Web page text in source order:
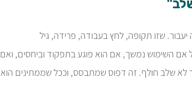
שזו תקופה, לחץ בעבודה, פרידה, גיל
אם השימוש נמשך, אם הוא פוגע בתפקוד וביחסים, ואם
לא שלב חולף. זה דפוס שמתבסס, וככל שממתינים הוא